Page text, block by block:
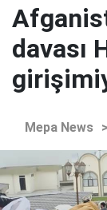
davası
Mepa News >